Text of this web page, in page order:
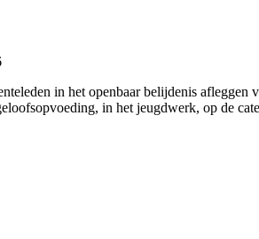
in het openbaar belijdenis
in het jeugdwerk, op de